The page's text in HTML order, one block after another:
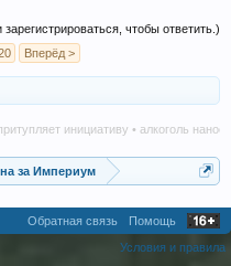
чтобы ответить.)
Вперёд >
инициативу • алкоголь наносит
за Империум
Обратная связь
Помощь
Условия и правила